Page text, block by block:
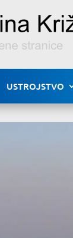
USTROJSTVO